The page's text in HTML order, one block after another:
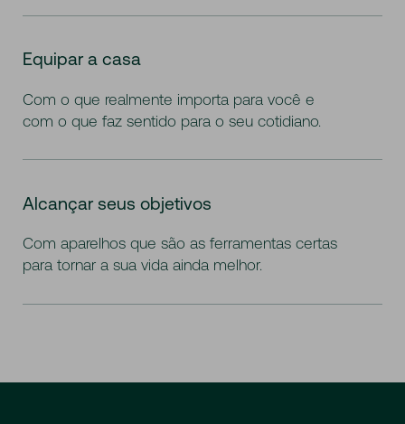
Equipar a casa
Com o que realmente importa para você e
com o que faz sentido para o seu cotidiano.
Alcançar seus objetivos
Com aparelhos que são as ferramentas certas
para tornar a sua vida ainda melhor.